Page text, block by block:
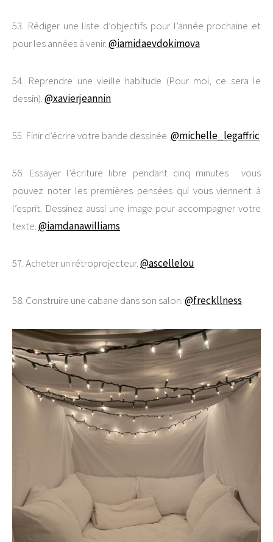
53. Rédiger une liste d’objectifs pour l’année prochaine et
pour les années à venir.@iamidaevdokimova
54. Reprendre une vieille habitude (Pour moi, ce sera le
dessin).@xavierjeannin
55. Finir d’écrire votre bande dessinée.@michelle_legaffric
56. Essayer l’écriture libre pendant cinq minutes : vous
pouvez noter les premières pensées qui vous viennent à
l’esprit. Dessinez aussi une image pour accompagner votre
texte.@iamdanawilliams
57. Acheter un rétroprojecteur.@ascellelou
58. Construire une cabane dans son salon.@freckllness